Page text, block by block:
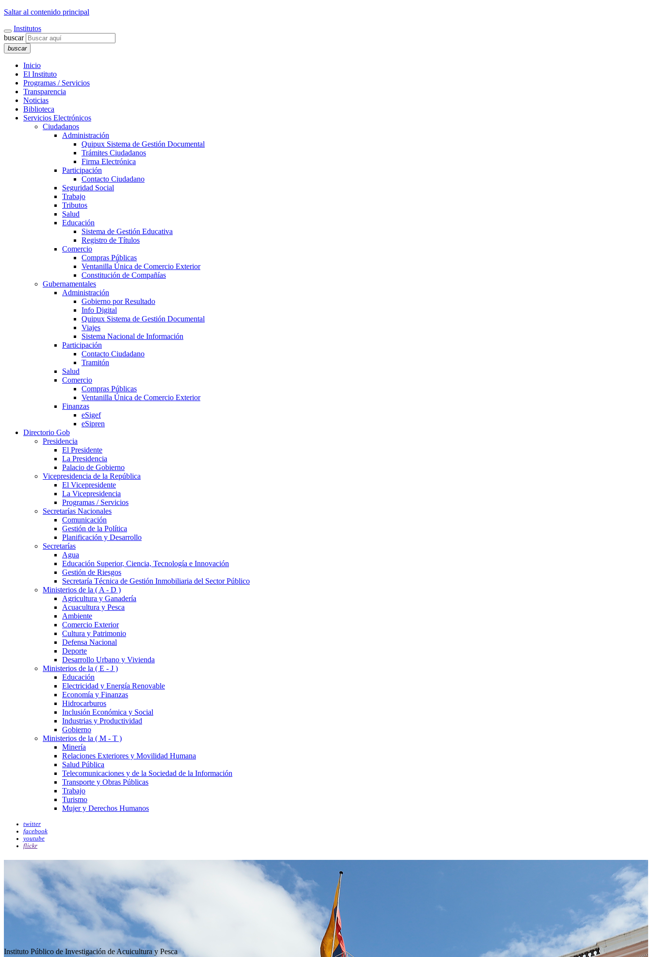
Saltar al contenido principal
Institutos
buscar
buscar
Inicio
El Instituto
Programas / Servicios
Transparencia
Noticias
Biblioteca
Servicios Electrónicos
Ciudadanos
Administración
Quipux Sistema de Gestión Documental
Trámites Ciudadanos
Firma Electrónica
Participación
Contacto Ciudadano
Seguridad Social
Trabajo
Tributos
Salud
Educación
Sistema de Gestión Educativa
Registro de Títulos
Comercio
Compras Públicas
Ventanilla Única de Comercio Exterior
Constitución de Compañías
Gubernamentales
Administración
Gobierno por Resultado
Info Digital
Quipux Sistema de Gestión Documental
Viajes
Sistema Nacional de Información
Participación
Contacto Ciudadano
Tramitón
Salud
Comercio
Compras Públicas
Ventanilla Única de Comercio Exterior
Finanzas
eSigef
eSipren
Directorio Gob
Presidencia
El Presidente
La Presidencia
Palacio de Gobierno
Vicepresidencia de la República
El Vicepresidente
La Vicepresidencia
Programas / Servicios
Secretarías Nacionales
Comunicación
Gestión de la Política
Planificación y Desarrollo
Secretarías
Agua
Educación Superior, Ciencia, Tecnología e Innovación
Gestión de Riesgos
Secretaría Técnica de Gestión Inmobiliaria del Sector Público
Ministerios de la ( A - D )
Agricultura y Ganadería
Acuacultura y Pesca
Ambiente
Comercio Exterior
Cultura y Patrimonio
Defensa Nacional
Deporte
Desarrollo Urbano y Vivienda
Ministerios de la ( E - J )
Educación
Electricidad y Energía Renovable
Economía y Finanzas
Hidrocarburos
Inclusión Económica y Social
Industrias y Productividad
Gobierno
Ministerios de la ( M - T )
Minería
Relaciones Exteriores y Movilidad Humana
Salud Pública
Telecomunicaciones y de la Sociedad de la Información
Transporte y Obras Públicas
Trabajo
Turismo
Mujer y Derechos Humanos
twitter
facebook
youtube
flickr
Instituto Público de Investigación de Acuicultura y Pesca